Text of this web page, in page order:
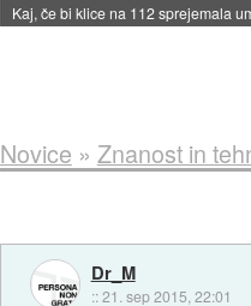
Quake ob 30-letnici dobili dodatek::
Novice » Znanost in
Dr_M
::21. sep 2015, 22:01